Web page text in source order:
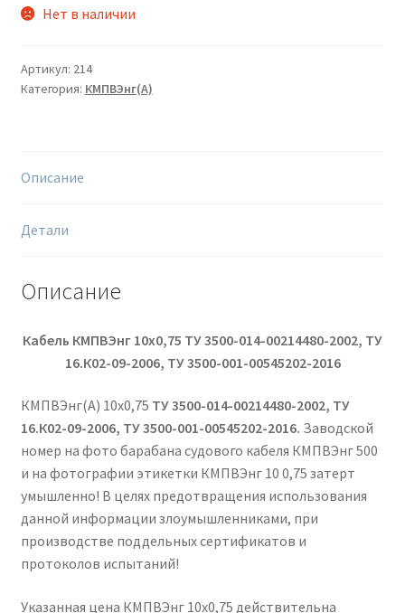
Нет в наличии
Артикул: 214
Категория: КМПВЭнг(А)
Описание
Детали
Описание
Кабель КМПВЭнг 10х0,75 ТУ 3500-014-00214480-2002, ТУ
16.К02-09-2006, ТУ 3500-001-00545202-2016
КМПВЭнг(А) 10х0,75 ТУ 3500-014-00214480-2002, ТУ
16.К02-09-2006, ТУ 3500-001-00545202-2016. Заводской
номер на фото барабана судового кабеля КМПВЭнг 500
и на фотографии этикетки КМПВЭнг 10 0,75 затерт
умышленно! В целях предотвращения использования
данной информации злоумышленниками, при
производстве поддельных сертификатов и
протоколов испытаний!
Указанная цена КМПВЭнг 10х0,75 действительна